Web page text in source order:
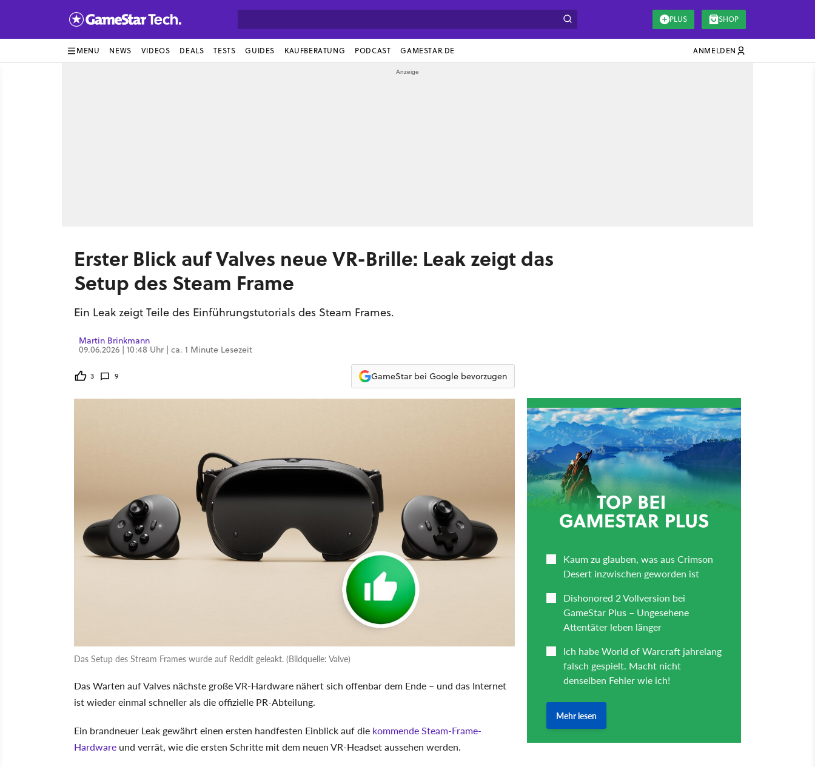
PLUS SHOP
MENU NEWS VIDEOS DEALS TESTS GUIDES KAUFBERATUNG PODCAST GAMESTAR.DE ANMELDEN
Erster Blick auf Valves neue VR-Brille: Leak zeigt das
Setup des Steam Frame
Ein Leak zeigt Teile des Einführungstutorials des Steam Frames.
Martin Brinkmann
09.06.2026 | 10:48 Uhr | ca. 1 Minute Lesezeit
3 9 GameStar bei Google bevorzugen
Das Setup des Stream Frames wurde auf Reddit geleakt. (Bildquelle: Valve)
Das Warten auf Valves nächste große VR-Hardware nähert sich offenbar dem Ende – und das Internet
ist wieder einmal schneller als die offizielle PR-Abteilung.
Ein brandneuer Leak gewährt einen ersten handfesten Einblick auf die kommende Steam-Frame-
Hardware und verrät, wie die ersten Schritte mit dem neuen VR-Headset aussehen werden.